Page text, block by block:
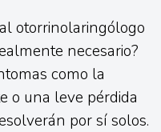
otorrinolaringólogo
necesario?
como la
o una leve pérdida
por sí solos.